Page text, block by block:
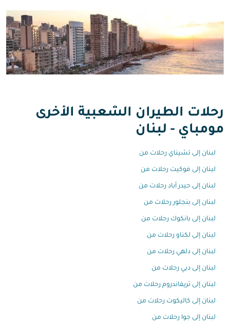
رحلات الطيران الشعبية الأخرى
مومباي - لبنان
لبنان إلى تشيناي رحلات من
لبنان إلى فوكيت رحلات من
لبنان إلى حيدر أباد رحلات من
لبنان إلى بنجلور رحلات من
لبنان إلى بانكوك رحلات من
لبنان إلى لكناو رحلات من
لبنان إلى دلهي رحلات من
لبنان إلى دبي رحلات من
لبنان إلى تريفاندروم رحلات من
لبنان إلى كاليكوت رحلات من
لبنان إلى جوا رحلات من